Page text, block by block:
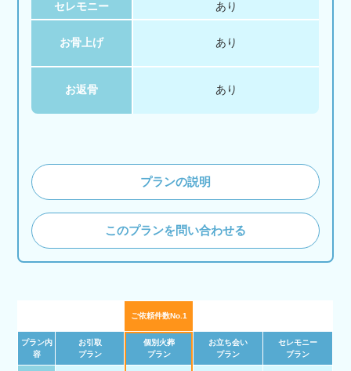
セレモニー あり
お骨上げ あり
お返骨 あり
プランの説明
このプランを問い合わせる
ご依頼件数No.1
プラン内
容
お引取
プラン
個別火葬
プラン
お立ち会い
プラン
セレモニー
プラン